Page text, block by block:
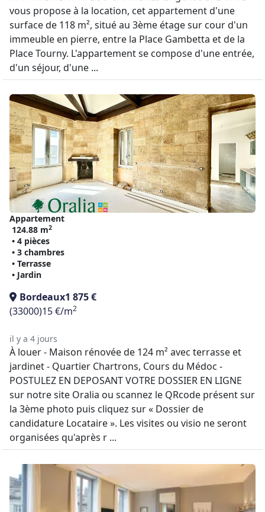
vous propose à la location, cet appartement d'une
surface de 118 m², situé au 3ème étage sur cour d'un
immeuble en pierre, entre la Place Gambetta et de la
Place Tourny. L'appartement se compose d'une entrée,
d'un séjour, d'une ...
Appartement
124.88 m2
• 4 pièces
• 3 chambres
• Terrasse
• Jardin
Bordeaux1 875 €
(33000)15 €/m2
il y a 4 jours
À louer - Maison rénovée de 124 m² avec terrasse et
jardinet - Quartier Chartrons, Cours du Médoc -
POSTULEZ EN DEPOSANT VOTRE DOSSIER EN LIGNE
sur notre site Oralia ou scannez le QRcode présent sur
la 3ème photo puis cliquez sur « Dossier de
candidature Locataire ». Les visites ou visio ne seront
organisées qu'après r ...